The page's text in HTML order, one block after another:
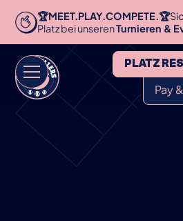
🏆MEET.PLAY.COMPETE.🏆
Platz bei unserenTurnieren &
PLATZ
Pay